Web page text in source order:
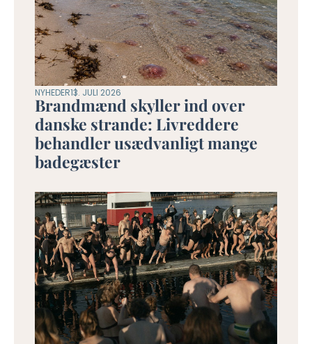
NYHEDER13. JULI 2026
Brandmænd skyller ind over
danske strande: Livreddere
behandler usædvanligt mange
badegæster